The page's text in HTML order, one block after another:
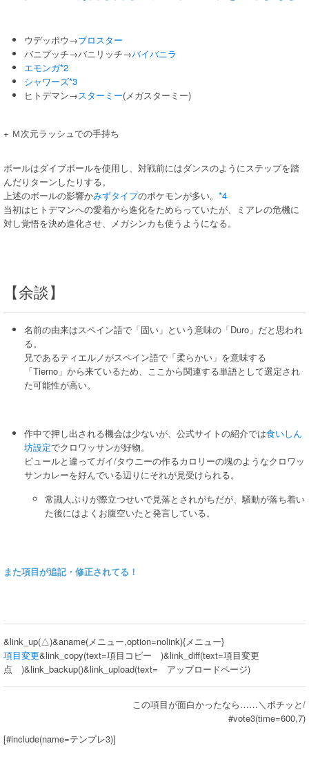
ウデッポウ→ブロスター
バニプッチ→バニリッチ→バイバニラ
エモンガ*2
シャワーズ*3
ヒトデマン→スターミー(メガスターミー)
+ Ｍ次元ラッシュでの手持ち
ボールはダイブボールを使用し、対戦前にはダンスのようにステップを踏
んだりターンしたりする。
上述のボールの影響かみずタイプのポケモンが多い。 *4
当初はヒトデマンへの愛着から進化をためらっていたが、ミアレの危機に
対し覚悟を決め進化させ、メガシンカも使うようになる。
【余談】
名前の由来はスペイン語で「固い」という意味の「Duro」だと思われ
る。
兄であるティエルノがスペイン語で「柔らかい」を意味する
「Tierno」から来ているため、ここから関連する単語として選定され
た可能性が高い。
作中で押し出される機会は少ないが、公式サイトの紹介では食いしん
坊設定でクロワッサンが好物。
ピュールと違ってガイ/タウニーの作るカロリーの塊のようなクロワッ
サンカレーを好んでいる辺りにそれが見受けられる。
常識人ぶりが際立つせいで見落とされがちだが、騒動が落ち着い
た後にはよくお腹空いたと発言している。
また項目が追記・修正されてる！
&link_up(△)&aname(メニュー,option=nolink){メニュー}
項目変更&link_copy(text=項目コピー )&link_diff(text=項目変更
点 )&link_backup()&link_upload(text= アップロードページ)
この項目が面白かったなら……＼ポチッと/
#vote3(time=600,7)
[#include(name=テンプレ3)]